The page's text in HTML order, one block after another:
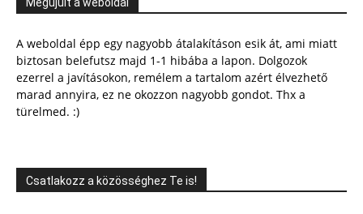
A weboldal épp egy nagyobb átalakításon esik át, ami miatt
biztosan belefutsz majd 1-1 hibába a lapon. Dolgozok
ezerrel a javításokon, remélem a tartalom azért élvezhető
marad annyira, ez ne okozzon nagyobb gondot. Thx a
türelmed. :)
Csatlakozz a közösséghez Te is!